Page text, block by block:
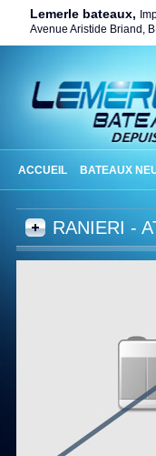
Lemerle bateaux,
Avenue Aristide Briand,
ACCUEIL BATEAUX
RANIERI -